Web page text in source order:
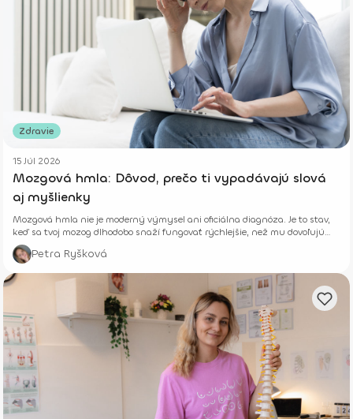
Zdravie
15 Júl 2026
Mozgová hmla: Dôvod, prečo ti vypadávajú slová
aj myšlienky
Mozgová hmla nie je moderný výmysel ani oficiálna diagnóza. Je to stav,
keď sa tvoj mozog dlhodobo snaží fungovať rýchlejšie, než mu dovoľujú
jeho biologické limity.
Petra Ryšková